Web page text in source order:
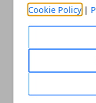
Cookie Policy |
28/08/2021
CATEGORIE